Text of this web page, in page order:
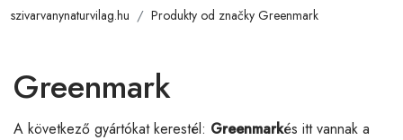
szivarvanynaturvilag.hu Produkty od značky Greenmark
Greenmark
A következő gyártókat kerestél: Greenmarkés itt vannak a